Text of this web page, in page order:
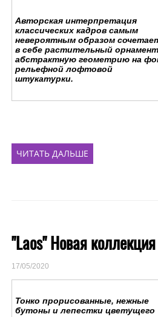
Авторская интерпретация
классических кадров самым
невероятным образом
в себе растительный
абстрактную геометрию на
рельефной лофтовой
штукатурки.
ЧИТАТЬ ДАЛЬШЕ
"Laos" Новая
17/05/2020
Тонко прорисованные, нежные
бутоны и лепестки цветущего